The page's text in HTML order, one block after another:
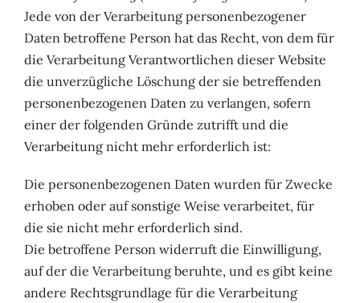
Jede von der Verarbeitung personenbezogener
Daten betroffene Person hat das Recht, von dem für
die Verarbeitung Verantwortlichen dieser Website
die unverzügliche Löschung der sie betreffenden
personenbezogenen Daten zu verlangen, sofern
einer der folgenden Gründe zutrifft und die
Verarbeitung nicht mehr erforderlich ist:
Die personenbezogenen Daten wurden für Zwecke
erhoben oder auf sonstige Weise verarbeitet, für
die sie nicht mehr erforderlich sind.
Die betroffene Person widerruft die Einwilligung,
auf der die Verarbeitung beruhte, und es gibt keine
andere Rechtsgrundlage für die Verarbeitung